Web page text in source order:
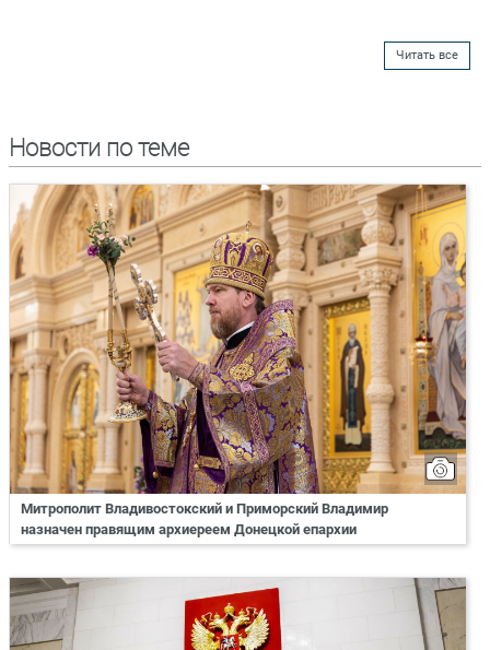
Читать все
Новости по теме
Митрополит Владивостокский и Приморский Владимир
назначен правящим архиереем Донецкой епархии